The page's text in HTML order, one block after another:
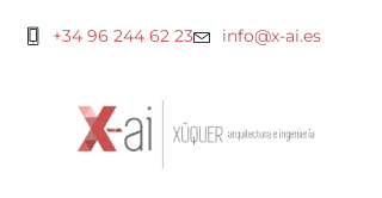
+34 96 244 62 23 info@x-ai.es